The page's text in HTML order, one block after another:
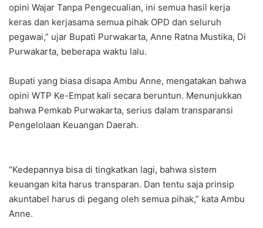
opini Wajar Tanpa Pengecualian, ini semua hasil kerja
keras dan kerjasama semua pihak OPD dan seluruh
pegawai,” ujar Bupati Purwakarta, Anne Ratna Mustika, Di
Purwakarta, beberapa waktu lalu.
Bupati yang biasa disapa Ambu Anne, mengatakan bahwa
opini WTP Ke-Empat kali secara beruntun. Menunjukkan
bahwa Pemkab Purwakarta, serius dalam transparansi
Pengelolaan Keuangan Daerah.
“Kedepannya bisa di tingkatkan lagi, bahwa sistem
keuangan kita harus transparan. Dan tentu saja prinsip
akuntabel harus di pegang oleh semua pihak,” kata Ambu
Anne.